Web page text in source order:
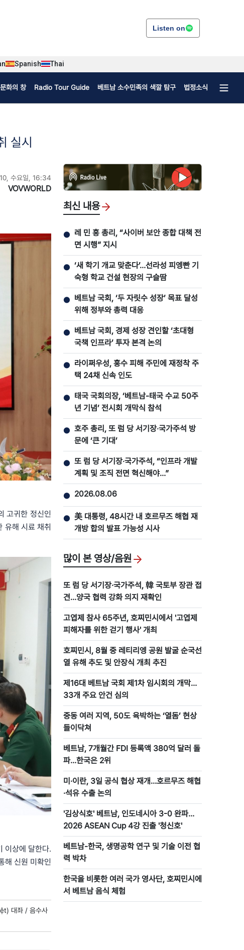
Listen on
Spanish Thai
문화의 창 Radio Tour Guide 베트남 소수민족의 색깔 탐구 법정소식
실시
수요일, 16:34
VOVWORLD
고귀한 정신인
유해 시료 채취
이상에 달한다.
해 신원 미확인
대좌 / 음수사
최신 내용
● 레 민 흥 총리, “사이버 보안 종합 대책 전
면 시행” 지시
● ‘새 학기 개교 맞춘다’…선라성 피엥빤 기
숙형 학교 건설 현장의 구슬땀
● 베트남 국회, ‘두 자릿수 성장’ 목표 달성
위해 정부와 총력 대응
● 베트남 국회, 경제 성장 견인할 ‘초대형
국책 인프라’ 투자 본격 논의
● 라이쩌우성, 홍수 피해 주민에 재정착 주
택 24채 신속 인도
● 태국 국회의장, ‘베트남-태국 수교 50주
년 기념’ 전시회 개막식 참석
● 호주 총리, 또 럼 당 서기장‧국가주석 방
문에 ‘큰 기대’
● 또 럼 당 서기장‧국가주석, “인프라 개발
계획 및 조직 전면 혁신해야…”
● 2026.08.06
● 美 대통령, 48시간 내 호르무즈 해협 재
개방 합의 발표 가능성 시사
많이 본 영상/음원
또 럼 당 서기장·국가주석, 韓 국토부 장관 접
견…양국 협력 강화 의지 재확인
고엽제 참사 65주년, 호찌민시에서 '고엽제
피해자를 위한 걷기 행사' 개최
호찌민시, 8월 중 레티리엥 공원 발굴 순국선
열 유해 추도 및 안장식 개최 추진
제16대 베트남 국회 제1차 임시회의 개막…
33개 주요 안건 심의
중동 여러 지역, 50도 육박하는 ‘열돔’ 현상
들이닥쳐
베트남, 7개월간 FDI 등록액 380억 달러 돌
파…한국은 2위
미·이란, 3일 공식 협상 재개…호르무즈 해협
·석유 수출 논의
'김상식호' 베트남, 인도네시아 3-0 완파…
2026 ASEAN Cup 4강 진출 '청신호'
베트남-한국, 생명공학 연구 및 기술 이전 협
력 박차
한국을 비롯한 여러 국가 영사단, 호찌민시에
서 베트남 음식 체험